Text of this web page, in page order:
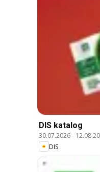
DIS katalog
30.07.2026-
DIS